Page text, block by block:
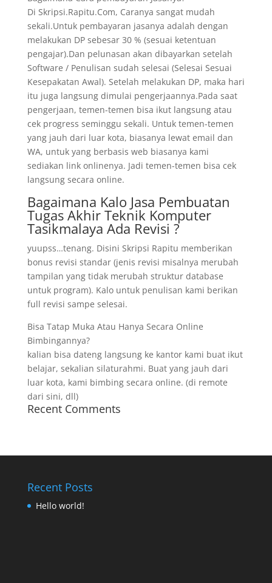
Di Skripsi.Rapitu.Com, Caranya sangat mudah
sekali.Untuk pembayaran jasanya adalah dengan
melakukan DP sebesar 30 % (sesuai ketentuan
pengajar).Dan pelunasan akan dibayarkan setelah
Software / Penulisan sudah selesai (Selesai Sesuai
Kesepakatan Awal). Setelah melakukan DP, maka hari
itu juga langsung dimulai pengerjaannya.Pada saat
pengerjaan, temen-temen bisa ikut langsung atau
cek progress seminggu sekali. Untuk temen-temen
yang jauh dari luar kota, biasanya lewat email dan
WA, untuk yang berbasis web biasanya kami
sediakan link onlinenya. Jadi temen-temen bisa cek
langsung secara online.
Bagaimana Kalo Jasa Pembuatan
Tugas Akhir Teknik Komputer
Tasikmalaya Ada Revisi ?
yuupss…tenang. Disini Skripsi Rapitu memberikan
bonus revisi standar (jenis revisi misalnya merubah
tampilan yang tidak merubah struktur database
untuk program). Kalo untuk penulisan kami berikan
full revisi sampe selesai.
Bisa Tatap Muka Atau Hanya Secara Online
Bimbingannya?
kalian bisa dateng langsung ke kantor kami buat ikut
belajar, sekalian silaturahmi. Buat yang jauh dari
luar kota, kami bimbing secara online. (di remote
dari sini, dll)
Recent Comments
Recent Posts
Hello world!